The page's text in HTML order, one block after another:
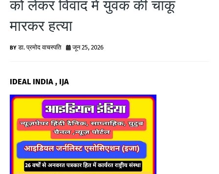
G
N
E
S
को लेकर विवाद में युवक की चाकू
मारकर हत्या
डा. प्रमोद वाचस्पति जून 25, 2026
IDEAL INDIA , IJA